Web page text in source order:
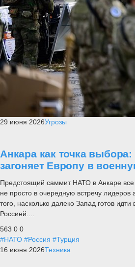
29 июня 2026Угрозы
Анкара как точка
загоняет Европу в
Предстоящий саммит НАТО в Анкаре
не просто в очередную встречу лидеров
того, насколько далеко Запад готов идти
Россией....
563 0 0
#НАТО #Россия #Турция
16 июня 2026Техника